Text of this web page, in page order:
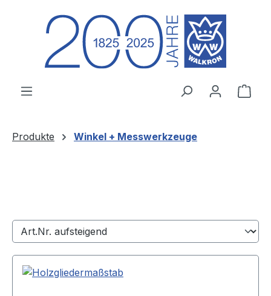
Zum Hauptinhalt springen
Produkte Winkel + Messwerkzeuge